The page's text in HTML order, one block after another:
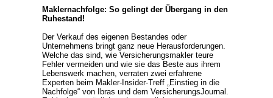
Maklernachfolge: So gelingt der Übergang in den
Ruhestand!
Der Verkauf des eigenen Bestandes oder
Unternehmens bringt ganz neue Herausforderungen.
Welche das sind, wie Versicherungsmakler teure
Fehler vermeiden und wie sie das Beste aus ihrem
Lebenswerk machen, verraten zwei erfahrene
Experten beim Makler-Insider-Treff „Einstieg in die
Nachfolge“ von Ibras und dem VersicherungsJournal.